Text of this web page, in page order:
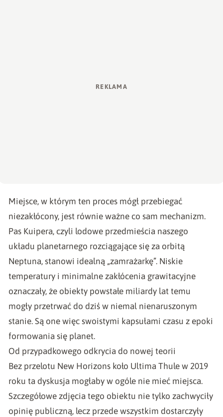
Miejsce, w którym ten proces mógł przebiegać
niezakłócony, jest równie ważne co sam mechanizm.
Pas Kuipera, czyli lodowe przedmieścia naszego
układu planetarnego rozciągające się za orbitą
Neptuna, stanowi idealną „zamrażarkę”. Niskie
temperatury i minimalne zakłócenia grawitacyjne
oznaczały, że obiekty powstałe miliardy lat temu
mogły przetrwać do dziś w niemal nienaruszonym
stanie. Są one więc swoistymi kapsułami czasu z epoki
formowania się planet.
Od przypadkowego odkrycia do nowej teorii
Bez przelotu New Horizons koło Ultima Thule w 2019
roku ta dyskusja mogłaby w ogóle nie mieć miejsca.
Szczegółowe zdjęcia tego obiektu nie tylko zachwyciły
opinię publiczną, lecz przede wszystkim dostarczyły